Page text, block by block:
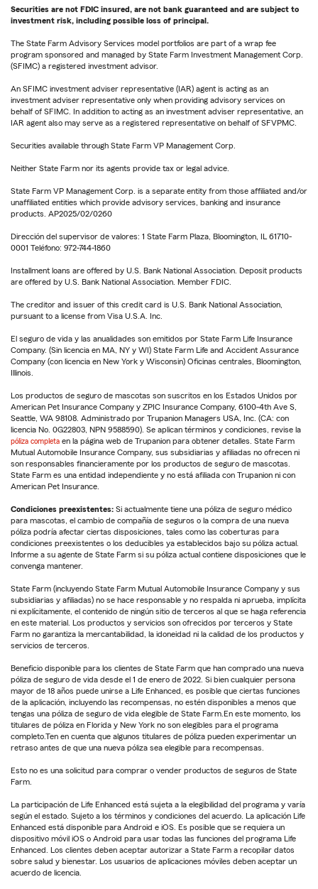
Securities are not FDIC insured, are not bank guaranteed and are subject to
investment risk, including possible loss of principal.
The State Farm Advisory Services model portfolios are part of a wrap fee
program sponsored and managed by State Farm Investment Management Corp.
(SFIMC) a registered investment advisor.
An SFIMC investment adviser representative (IAR) agent is acting as an
investment adviser representative only when providing advisory services on
behalf of SFIMC. In addition to acting as an investment adviser representative, an
IAR agent also may serve as a registered representative on behalf of SFVPMC.
Securities available through State Farm VP Management Corp.
Neither State Farm nor its agents provide tax or legal advice.
State Farm VP Management Corp. is a separate entity from those affiliated and/or
unaffiliated entities which provide advisory services, banking and insurance
products. AP2025/02/0260
Dirección del supervisor de valores: 1 State Farm Plaza, Bloomington, IL 61710-
0001 Teléfono: 972-744-1860
Installment loans are offered by U.S. Bank National Association. Deposit products
are offered by U.S. Bank National Association. Member FDIC.
The creditor and issuer of this credit card is U.S. Bank National Association,
pursuant to a license from Visa U.S.A. Inc.
El seguro de vida y las anualidades son emitidos por State Farm Life Insurance
Company. (Sin licencia en MA, NY y WI) State Farm Life and Accident Assurance
Company (con licencia en New York y Wisconsin) Oficinas centrales, Bloomington,
Illinois.
Los productos de seguro de mascotas son suscritos en los Estados Unidos por
American Pet Insurance Company y ZPIC Insurance Company, 6100-4th Ave S,
Seattle, WA 98108. Administrado por Trupanion Managers USA, Inc. (CA: con
licencia No. 0G22803, NPN 9588590). Se aplican términos y condiciones, revise la
póliza completa en la página web de Trupanion para obtener detalles. State Farm
Mutual Automobile Insurance Company, sus subsidiarias y afiliadas no ofrecen ni
son responsables financieramente por los productos de seguro de mascotas.
State Farm es una entidad independiente y no está afiliada con Trupanion ni con
American Pet Insurance.
Condiciones preexistentes: Si actualmente tiene una póliza de seguro médico
para mascotas, el cambio de compañía de seguros o la compra de una nueva
póliza podría afectar ciertas disposiciones, tales como las coberturas para
condiciones preexistentes o los deducibles ya establecidos bajo su póliza actual.
Informe a su agente de State Farm si su póliza actual contiene disposiciones que le
convenga mantener.
State Farm (incluyendo State Farm Mutual Automobile Insurance Company y sus
subsidiarias y afiliadas) no se hace responsable y no respalda ni aprueba, implícita
ni explícitamente, el contenido de ningún sitio de terceros al que se haga referencia
en este material. Los productos y servicios son ofrecidos por terceros y State
Farm no garantiza la mercantabilidad, la idoneidad ni la calidad de los productos y
servicios de terceros.
Beneficio disponible para los clientes de State Farm que han comprado una nueva
póliza de seguro de vida desde el 1 de enero de 2022. Si bien cualquier persona
mayor de 18 años puede unirse a Life Enhanced, es posible que ciertas funciones
de la aplicación, incluyendo las recompensas, no estén disponibles a menos que
tengas una póliza de seguro de vida elegible de State Farm.En este momento, los
titulares de póliza en Florida y New York no son elegibles para el programa
completo.Ten en cuenta que algunos titulares de póliza pueden experimentar un
retraso antes de que una nueva póliza sea elegible para recompensas.
Esto no es una solicitud para comprar o vender productos de seguros de State
Farm.
La participación de Life Enhanced está sujeta a la elegibilidad del programa y varía
según el estado. Sujeto a los términos y condiciones del acuerdo. La aplicación Life
Enhanced está disponible para Android e iOS. Es posible que se requiera un
dispositivo móvil iOS o Android para usar todas las funciones del programa Life
Enhanced. Los clientes deben aceptar autorizar a State Farm a recopilar datos
sobre salud y bienestar. Los usuarios de aplicaciones móviles deben aceptar un
acuerdo de licencia.